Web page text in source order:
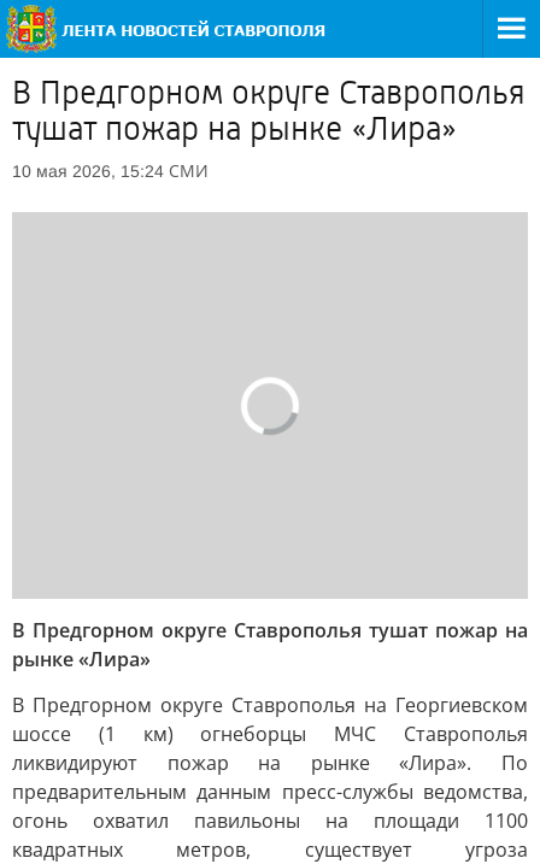
В Предгорном округе Ставрополья
тушат пожар на рынке «Лира»
10 мая 2026, 15:24 СМИ
В Предгорном округе Ставрополья тушат пожар на
рынке «Лира»
В Предгорном округе Ставрополья на Георгиевском
шоссе (1 км) огнеборцы МЧС Ставрополья
ликвидируют пожар на рынке «Лира». По
предварительным данным пресс-службы ведомства,
огонь охватил павильоны на площади 1100
квадратных метров, существует угроза